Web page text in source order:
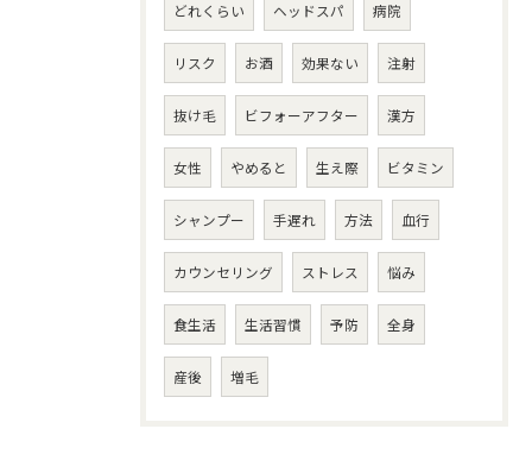
どれくらい ヘッドスパ 病院
リスク お酒 効果ない 注射
抜け毛 ビフォーアフター 漢方
女性 やめると 生え際 ビタミン
シャンプー 手遅れ 方法 血行
カウンセリング ストレス 悩み
食生活 生活習慣 予防 全身
産後 増毛